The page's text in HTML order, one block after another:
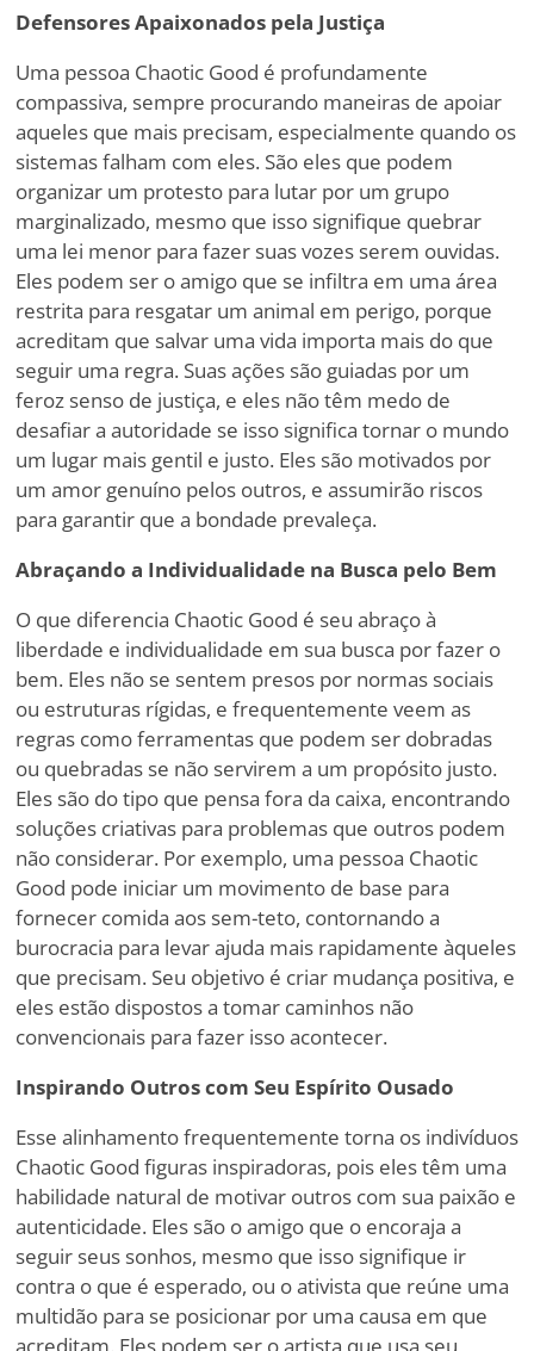
Defensores Apaixonados pela Justiça
Uma pessoa Chaotic Good é profundamente
compassiva, sempre procurando maneiras de apoiar
aqueles que mais precisam, especialmente quando os
sistemas falham com eles. São eles que podem
organizar um protesto para lutar por um grupo
marginalizado, mesmo que isso signifique quebrar
uma lei menor para fazer suas vozes serem ouvidas.
Eles podem ser o amigo que se infiltra em uma área
restrita para resgatar um animal em perigo, porque
acreditam que salvar uma vida importa mais do que
seguir uma regra. Suas ações são guiadas por um
feroz senso de justiça, e eles não têm medo de
desafiar a autoridade se isso significa tornar o mundo
um lugar mais gentil e justo. Eles são motivados por
um amor genuíno pelos outros, e assumirão riscos
para garantir que a bondade prevaleça.
Abraçando a Individualidade na Busca pelo Bem
O que diferencia Chaotic Good é seu abraço à
liberdade e individualidade em sua busca por fazer o
bem. Eles não se sentem presos por normas sociais
ou estruturas rígidas, e frequentemente veem as
regras como ferramentas que podem ser dobradas
ou quebradas se não servirem a um propósito justo.
Eles são do tipo que pensa fora da caixa, encontrando
soluções criativas para problemas que outros podem
não considerar. Por exemplo, uma pessoa Chaotic
Good pode iniciar um movimento de base para
fornecer comida aos sem-teto, contornando a
burocracia para levar ajuda mais rapidamente àqueles
que precisam. Seu objetivo é criar mudança positiva, e
eles estão dispostos a tomar caminhos não
convencionais para fazer isso acontecer.
Inspirando Outros com Seu Espírito Ousado
Esse alinhamento frequentemente torna os indivíduos
Chaotic Good figuras inspiradoras, pois eles têm uma
habilidade natural de motivar outros com sua paixão e
autenticidade. Eles são o amigo que o encoraja a
seguir seus sonhos, mesmo que isso signifique ir
contra o que é esperado, ou o ativista que reúne uma
multidão para se posicionar por uma causa em que